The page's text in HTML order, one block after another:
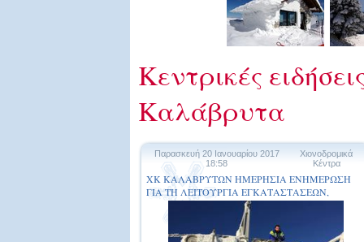
Κεντρικές
Καλάβρυτα
Παρασκευή 20 Ιανουαρίου 2017
18:58
Χιονοδρομικά
Κέντρα
ΧΚ ΚΑΛΑΒΡΥΤΩΝ ΗΜΕΡΗΣΙΑ ΕΝΗΜΕΡΩΣΗ
ΓΙΑ ΤΗ ΛΕΙΤΟΥΡΓΙΑ ΕΓΚΑΤΑΣΤΑΣΕΩΝ,
ΠΙΣΤΩΝ ΚΑΙ ΑΝΑΒΑΤΗΡΩΝ, ΤΟ ΣΑΒΒΑΤΟ,
21/1/2017